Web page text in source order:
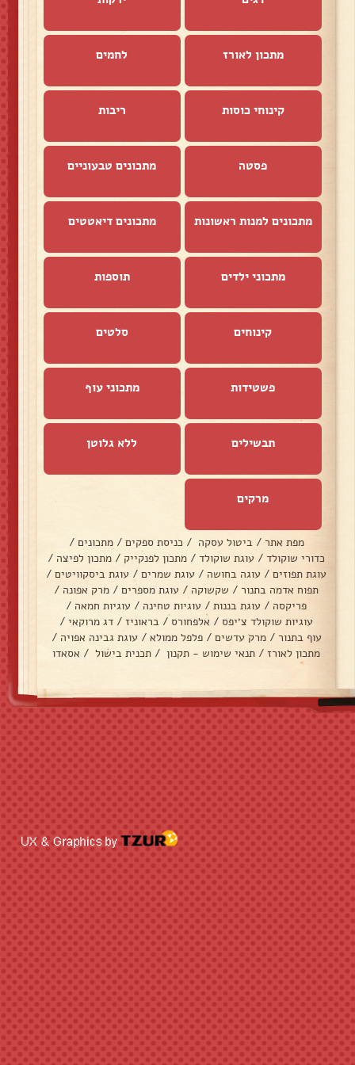
מתכון לאורז לחמים
קינוחי כוסות ריבות
פסטה מתכונים טבעוניים
מתכונים למנות ראשונות מתכונים דיאטטים
מתכוני ילדים תוספות
קינוחים סלטים
פשטידות מתכוני עוף
תבשילים ללא גלוטן
מרקים
מפת אתר / ביטול עסקה / כניסת ספקים / מתכונים /
כדורי שוקולד / עוגת שוקולד / מתכון לפנקייק / מתכון לפיצה /
עוגת תפוזים / עוגה בחושה / עוגת שמרים / עוגת ביסקוויטים /
תפוח אדמה בתנור / שקשוקה / עוגת מספרים / מרק אפונה /
פריקסה / עוגת בננות / עוגיות טחינה / עוגיות חמאה /
עוגיות שוקולד צ׳יפס / אלפחורס / בראוניז / דג מרוקאי /
עוף בתנור / מרק עדשים / פלפל ממולא / עוגת גבינה אפויה /
מתכון לאורז / תנאי שימוש - תקנון / תכנית בישול / אסאדו